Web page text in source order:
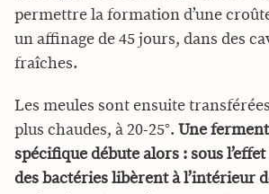
permettre la formation d’une
un affinage de 45 jours, dans des
fraîches.
Les meules sont ensuite
plus chaudes, à 20-25°. Une
spécifique débute alors : sous
des bactéries libèrent à l’intérieur